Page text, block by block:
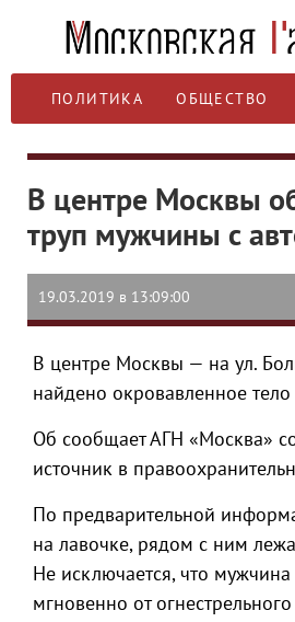
ПОЛИТИКА ОБЩЕСТВО
В центре Москвы
труп мужчины с
19.03.2019 в 13:09:00
В центре Москвы — на ул.
найдено окровавленное
Об сообщает АГН «Москва»
источник в
По предварительной
на лавочке, рядом с ним
Не исключается, что мужчина
мгновенно от